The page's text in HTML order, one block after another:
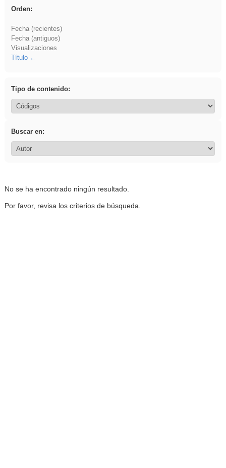
Orden:
Fecha (recientes)
Fecha (antiguos)
Visualizaciones
Título
Tipo de contenido:
Buscar en:
No se ha encontrado ningún resultado.
Por favor, revisa los criterios de búsqueda.